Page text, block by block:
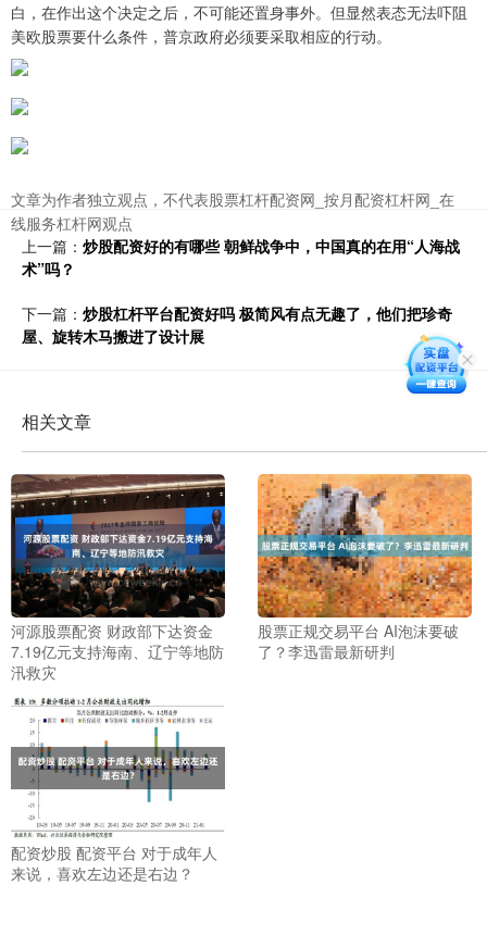
白，在作出这个决定之后，不可能还置身事外。但显然表态无法吓阻
美欧股票要什么条件，普京政府必须要采取相应的行动。
文章为作者独立观点，不代表股票杠杆配资网_按月配资杠杆网_在
线服务杠杆网观点
上一篇： 炒股配资好的有哪些 朝鲜战争中，中国真的在用“人海战
术”吗？
下一篇： 炒股杠杆平台配资好吗 极简风有点无趣了，他们把珍奇
屋、旋转木马搬进了设计展
相关文章
河源股票配资 财政部下达资金
7.19亿元支持海南、辽宁等地防
汛救灾
股票正规交易平台 AI泡沫要破
了？李迅雷最新研判
配资炒股 配资平台 对于成年人
来说，喜欢左边还是右边？